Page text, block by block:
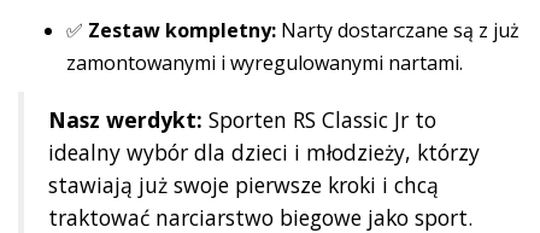
✅ Zestaw kompletny: Narty dostarczane są z już
zamontowanymi i wyregulowanymi nartami.
Nasz werdykt: Sporten RS Classic Jr to
idealny wybór dla dzieci i młodzieży, którzy
stawiają już swoje pierwsze kroki i chcą
traktować narciarstwo biegowe jako sport.